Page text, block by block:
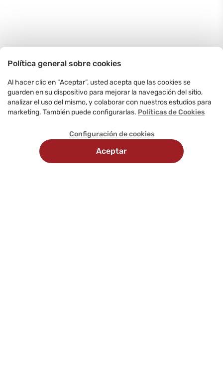
Política general sobre cookies
Al hacer clic en “Aceptar”, usted acepta que las cookies se
guarden en su dispositivo para mejorar la navegación del sitio,
analizar el uso del mismo, y colaborar con nuestros estudios para
marketing. También puede configurarlas. Políticas de Cookies
Configuración de cookies
Aceptar